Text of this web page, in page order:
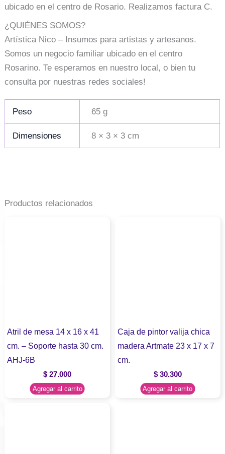
ubicado en el centro de Rosario. Realizamos factura C.
¿QUIÉNES SOMOS?
Artística Nico – Insumos para artistas y artesanos.
Somos un negocio familiar ubicado en el centro
Rosarino. Te esperamos en nuestro local, o bien tu
consulta por nuestras redes sociales!
Peso 65 g
Dimensiones 8 × 3 × 3 cm
Productos relacionados
Atril de mesa 14 x 16 x 41
cm. – Soporte hasta 30 cm.
AHJ-6B
$ 27.000
Agregar al carrito
Caja de pintor valija chica
madera Artmate 23 x 17 x 7
cm.
$30.300
Agregar al carrito